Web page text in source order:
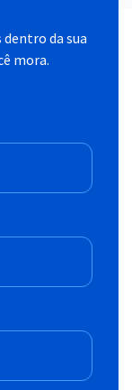
da sua
mora.